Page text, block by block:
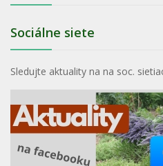
Sociálne siete
Sledujte aktuality na na soc.